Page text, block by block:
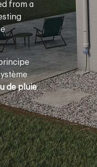
from a
de pluie